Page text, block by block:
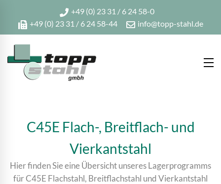
+49 (0) 23 31 / 6 24 58-0
+49 (0) 23 31 / 6 24 58-44
info@topp-stahl.de
C45E Flach-, Breitflach- und
Vierkantstahl
Hier finden Sie eine Übersicht unseres Lagerprogramms
für C45E Flachstahl, Breitflachstahl und Vierkantstahl